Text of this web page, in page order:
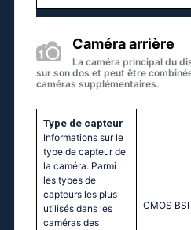
Caméra arrière
La caméra principal du
sur son dos et peut être
caméras supplémentaires.
Type de capteur
Informations sur le
type de capteur de
la caméra. Parmi
les types de
capteurs les plus
utilisés dans les
caméras des
CMOS